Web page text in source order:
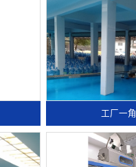
工厂一角